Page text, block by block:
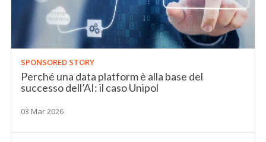
SPONSORED STORY
Perché una data platform è alla base del
successo dell’AI: il caso Unipol
03 Mar 2026